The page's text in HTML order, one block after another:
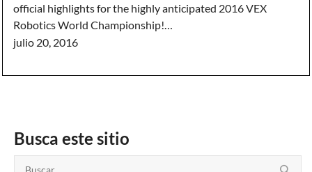
official highlights for the highly anticipated 2016 VEX
Robotics World Championship!…
julio 20, 2016
Busca este sitio